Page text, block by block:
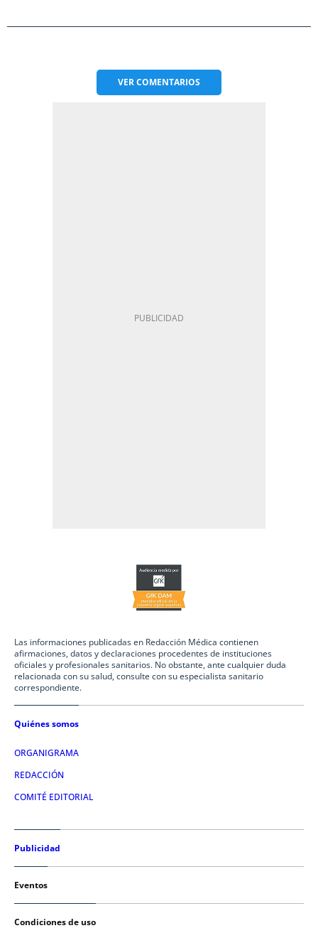
VERCOMENTARIOS
Las informaciones publicadas en Redacción Médica contienen
afirmaciones, datos y declaraciones procedentes de instituciones
oficiales y profesionales sanitarios. No obstante, ante cualquier duda
relacionada con su salud, consulte con su especialista sanitario
correspondiente.
Quiénes somos
ORGANIGRAMA
REDACCIÓN
COMITÉ EDITORIAL
Publicidad
Eventos
Condiciones de uso